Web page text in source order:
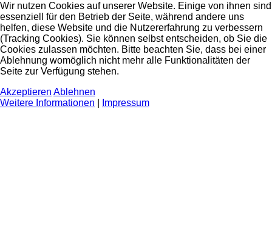
Wir nutzen Cookies auf unserer Website. Einige von ihnen sind
essenziell für den Betrieb der Seite, während andere uns
helfen, diese Website und die Nutzererfahrung zu verbessern
(Tracking Cookies). Sie können selbst entscheiden, ob Sie die
Cookies zulassen möchten. Bitte beachten Sie, dass bei einer
Ablehnung womöglich nicht mehr alle Funktionalitäten der
Seite zur Verfügung stehen.
Akzeptieren Ablehnen
Weitere Informationen
Impressum